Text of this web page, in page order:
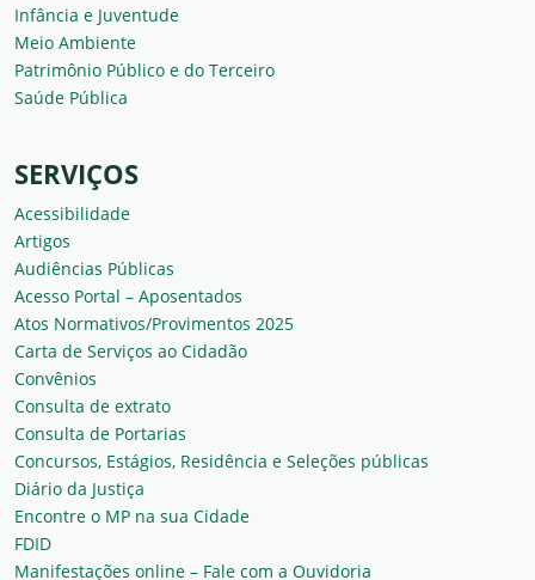
Infância e Juventude
Meio Ambiente
Patrimônio Público e do Terceiro
Saúde Pública
SERVIÇOS
Acessibilidade
Artigos
Audiências Públicas
Acesso Portal – Aposentados
Atos Normativos/Provimentos 2025
Carta de Serviços ao Cidadão
Convênios
Consulta de extrato
Consulta de Portarias
Concursos, Estágios, Residência e Seleções públicas
Diário da Justiça
Encontre o MP na sua Cidade
FDID
Manifestações online – Fale com a Ouvidoria